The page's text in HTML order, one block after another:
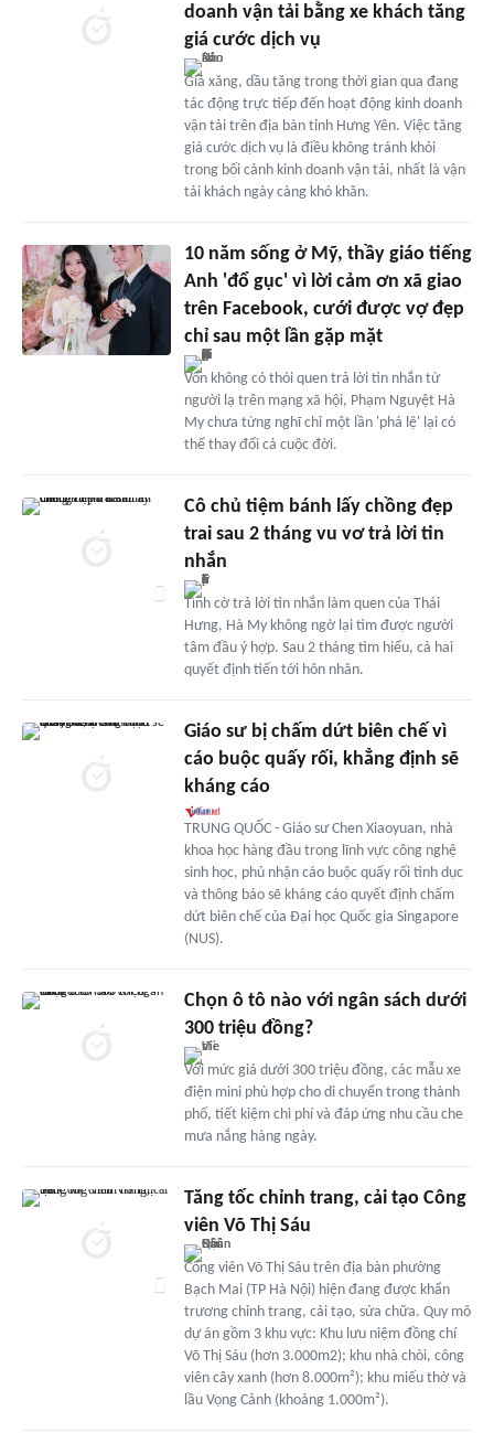
doanh vận tải bằng xe khách tăng
giá cước dịch vụ
Giá xăng, dầu tăng trong thời gian qua đang
tác động trực tiếp đến hoạt động kinh doanh
vận tải trên địa bàn tỉnh Hưng Yên. Việc tăng
giá cước dịch vụ là điều không tránh khỏi
trong bối cảnh kinh doanh vận tải, nhất là vận
tải khách ngày càng khó khăn.
10 năm sống ở Mỹ, thầy giáo tiếng
Anh 'đổ gục' vì lời cảm ơn xã giao
trên Facebook, cưới được vợ đẹp
chỉ sau một lần gặp mặt
Vốn không có thói quen trả lời tin nhắn từ
người lạ trên mạng xã hội, Phạm Nguyệt Hà
My chưa từng nghĩ chỉ một lần 'phá lệ' lại có
thể thay đổi cả cuộc đời.
Cô chủ tiệm bánh lấy chồng đẹp
trai sau 2 tháng vu vơ trả lời tin
nhắn
Tình cờ trả lời tin nhắn làm quen của Thái
Hưng, Hà My không ngờ lại tìm được người
tâm đầu ý hợp. Sau 2 tháng tìm hiểu, cả hai
quyết định tiến tới hôn nhân.
Giáo sư bị chấm dứt biên chế vì
cáo buộc quấy rối, khẳng định sẽ
kháng cáo
TRUNG QUỐC - Giáo sư Chen Xiaoyuan, nhà
khoa học hàng đầu trong lĩnh vực công nghệ
sinh học, phủ nhận cáo buộc quấy rối tình dục
và thông báo sẽ kháng cáo quyết định chấm
dứt biên chế của Đại học Quốc gia Singapore
(NUS).
Chọn ô tô nào với ngân sách dưới
300 triệu đồng?
Với mức giá dưới 300 triệu đồng, các mẫu xe
điện mini phù hợp cho di chuyển trong thành
phố, tiết kiệm chi phí và đáp ứng nhu cầu che
mưa nắng hàng ngày.
Tăng tốc chỉnh trang, cải tạo Công
viên Võ Thị Sáu
Công viên Võ Thị Sáu trên địa bàn phường
Bạch Mai (TP Hà Nội) hiện đang được khẩn
trương chỉnh trang, cải tạo, sửa chữa. Quy mô
dự án gồm 3 khu vực: Khu lưu niệm đồng chí
Võ Thị Sáu (hơn 3.000m2); khu nhà chòi, công
viên cây xanh (hơn 8.000m²); khu miếu thờ và
lầu Vọng Cảnh (khoảng 1.000m²).